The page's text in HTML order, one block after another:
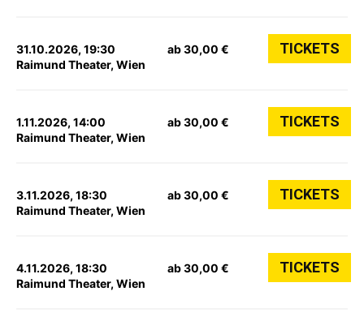
31.10.2026, 19:30
Raimund Theater, Wien
ab 30,00 € TICKETS
1.11.2026, 14:00
Raimund Theater, Wien
ab 30,00 € TICKETS
3.11.2026, 18:30
Raimund Theater, Wien
ab 30,00 € TICKETS
4.11.2026, 18:30
Raimund Theater, Wien
ab 30,00 € TICKETS